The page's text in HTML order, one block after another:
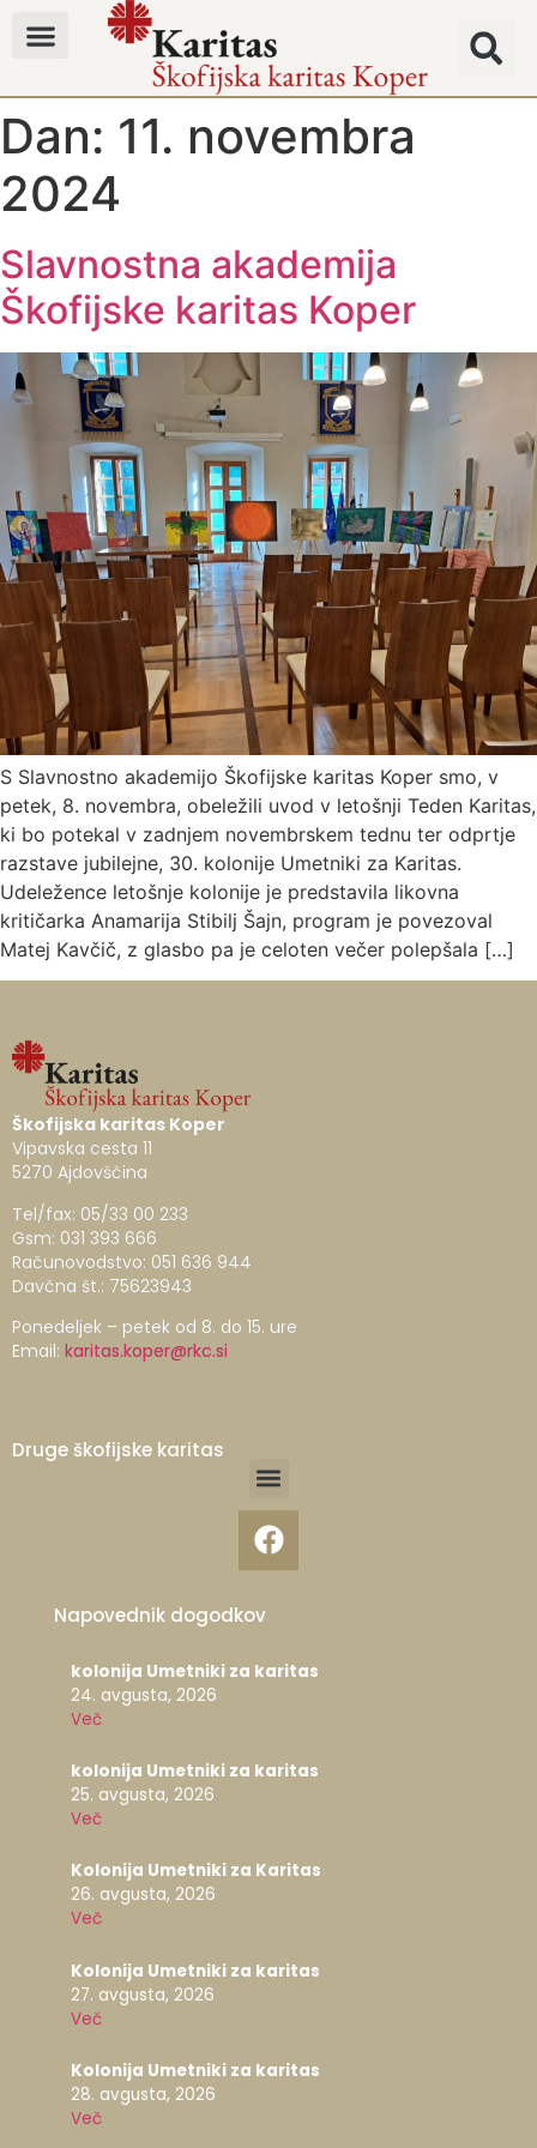
Dan: 11. novembra
2024
Slavnostna akademija
Škofijske karitas Koper
S Slavnostno akademijo Škofijske karitas Koper smo, v
petek, 8. novembra, obeležili uvod v letošnji Teden Karitas,
ki bo potekal v zadnjem novembrskem tednu ter odprtje
razstave jubilejne, 30. kolonije Umetniki za Karitas.
Udeležence letošnje kolonije je predstavila likovna
kritičarka Anamarija Stibilj Šajn, program je povezoval
Matej Kavčič, z glasbo pa je celoten večer polepšala […]
Škofijska karitas Koper
Vipavska cesta 11
5270 Ajdovščina
Tel/fax: 05/33 00 233
Gsm: 031 393 666
Računovodstvo: 051 636 944
Davčna št.: 75623943
Ponedeljek – petek od 8. do 15. ure
Email: karitas.koper@rkc.si
Druge škofijske karitas
Napovednik dogodkov
kolonija Umetniki za karitas
24. avgusta, 2026
Več
kolonija Umetniki za karitas
25. avgusta, 2026
Več
Kolonija Umetniki za Karitas
26. avgusta, 2026
Več
Kolonija Umetniki za karitas
27. avgusta, 2026
Več
Kolonija Umetniki za karitas
28. avgusta, 2026
Več